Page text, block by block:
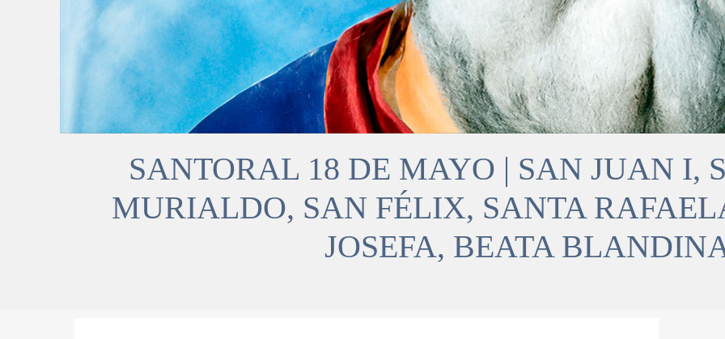
SANTORAL 18 DE MAYO | SAN JUAN I,
MURIALDO, SAN FÉLIX, SANTA
JOSEFA, BEATA